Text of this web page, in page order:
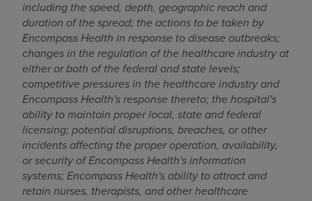
including the speed, depth, geographic reach and
duration of the spread; the actions to be taken by
Encompass Health in response to disease outbreaks;
changes in the regulation of the healthcare industry at
either or both of the federal and state levels;
competitive pressures in the healthcare industry and
Encompass Health's response thereto; the hospital's
ability to maintain proper local, state and federal
licensing; potential disruptions, breaches, or other
incidents affecting the proper operation, availability,
or security of Encompass Health's information
systems; Encompass Health's ability to attract and
retain nurses, therapists, and other healthcare